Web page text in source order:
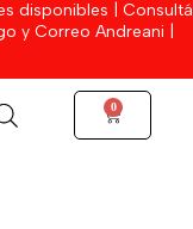
disponibles | Consultá
y Correo Andreani |
0
Cart